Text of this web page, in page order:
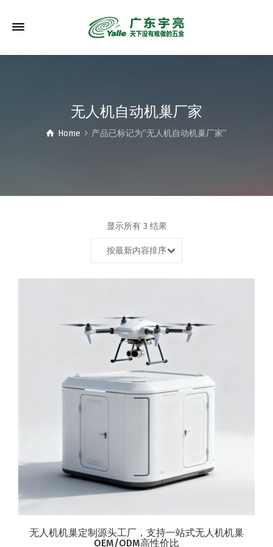
无人机自动机巢厂家
Home 产品已标记为“无人机自动机巢厂家”
显示所有 3 结果
按最新内容排序
无人机机巢定制源头工厂，支持一站式无人机机巢
OEM/ODM高性价比